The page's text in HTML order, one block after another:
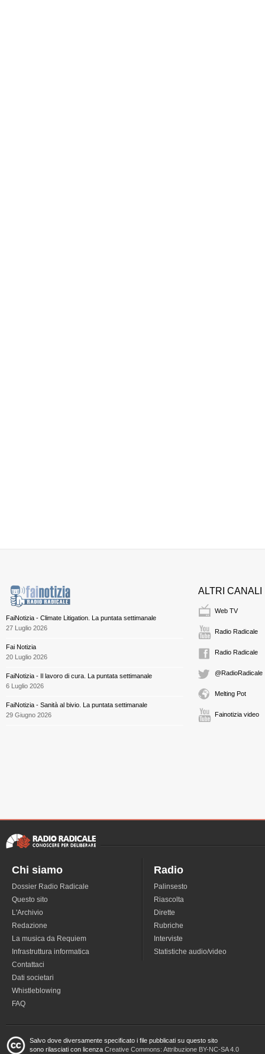
FaiNotizia - Climate Litigation. La puntata settimanale
27 Luglio 2026
Fai Notizia
20 Luglio 2026
FaiNotizia - Il lavoro di cura. La puntata settimanale
6 Luglio 2026
FaiNotizia - Sanità al bivio. La puntata settimanale
29 Giugno 2026
ALTRI CANALI
Web TV
Radio Radicale
Radio Radicale
@RadioRadicale
Melting Pot
Fainotizia video
Chi siamo
Dossier Radio Radicale
Questo sito
L'Archivio
Redazione
La musica da Requiem
Infrastruttura informatica
Contattaci
Dati societari
Whistleblowing
FAQ
Radio
Palinsesto
Riascolta
Dirette
Rubriche
Interviste
Statistiche audio/video
Salvo dove diversamente specificato i file pubblicati su questo sito
sono rilasciati con licenza Creative Commons: Attribuzione BY-NC-SA 4.0